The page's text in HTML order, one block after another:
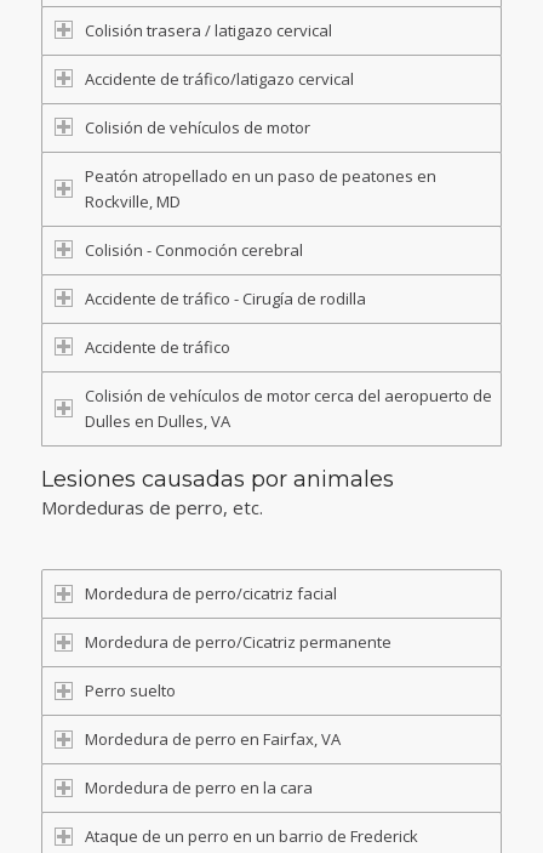
Colisión trasera / latigazo cervical
Accidente de tráfico/latigazo cervical
Colisión de vehículos de motor
Peatón atropellado en un paso de peatones en
Rockville, MD
Colisión - Conmoción cerebral
Accidente de tráfico - Cirugía de rodilla
Accidente de tráfico
Colisión de vehículos de motor cerca del aeropuerto de
Dulles en Dulles, VA
Lesiones causadas por animales
Mordeduras de perro, etc.
Mordedura de perro/cicatriz facial
Mordedura de perro/Cicatriz permanente
Perro suelto
Mordedura de perro en Fairfax, VA
Mordedura de perro en la cara
Ataque de un perro en un barrio de Frederick